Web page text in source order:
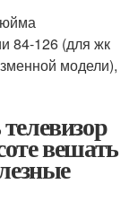
84-126 (для жк
модели),
вешать